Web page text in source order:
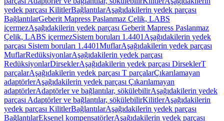
yedek parçası KilitlerBağlantılarAşağıdakilerin yedek parçası
BağlantılarGeberit Mapress Paslanmaz Çelik, LABS
içermezAşağıdakilerin yedek parçası Geberit Mapress Paslanmaz
Çelik, LABS içermezSistem boruları 1.4401 Aşağıdakilerin yedek
parçası Sistem boruları 1.4401MuflarAşağıdakilerin yedek parçası
MuflarRedüksiyonlarAşağıdakilerin yedek parçası
RedüksiyonlarDirseklerAşağıdakilerin yedek parçası DirseklerT
parçalarAşağıdakilerin yedek parçası T parçalarÇıkarılamayan
adaptörlerAşağıdakilerin yedek parçası Çıkarılamayan
adaptörlerAdaptörler ve bağlantılar, sökülebilirAşağıdakilerin yedek
parçası Adaptörler ve bağlantılar, sökülebilirKilitlerAşağıdakilerin
yedek parçası KilitlerBağlantılarAşağıdakilerin yedek parçası
BağlantılarEksenel kompensatörlerAşağıdakilerin yedek parçası